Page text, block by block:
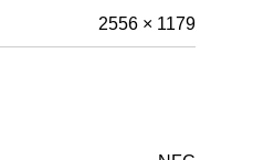
2556 × 1179